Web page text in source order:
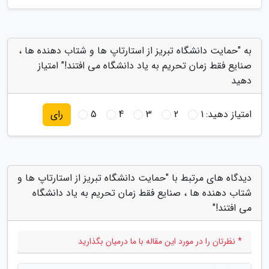
به "حمایت دانشگاه تبریز از استارتاپ ها و شتاب دهنده ها ،
صنایع فقط زمان تحریم به یاد دانشگاه می افتند!" امتیاز
دهید
امتیاز دهید:1
2
3
4
5 رای
دیدگاه های مرتبط با "حمایت دانشگاه تبریز از استارتاپ ها و
شتاب دهنده ها ، صنایع فقط زمان تحریم به یاد دانشگاه
می افتند!"
* نظرتان را در مورد این مقاله با ما درمیان بگذارید